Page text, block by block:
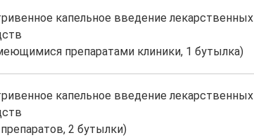
капельное введение лекарственных
препаратами клиники, 1 бутылка)
капельное введение лекарственных
2 бутылки)